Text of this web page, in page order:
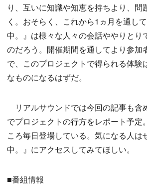
り、互いに知識や知恵を持ちより、問
く。おそらく、これから1ヵ月を通し
中。』は様々な人々の会話ややりとり
のだろう。開催期間を通してより参加
で、このプロジェクトで得られる体験
なものになるはずだ。
リアルサウンドでは今回の記事も含
でプロジェクトの行方をレポート予定
ころ毎日登場している。気になる人は
中。』にアクセスしてみてほしい。
■番組情報